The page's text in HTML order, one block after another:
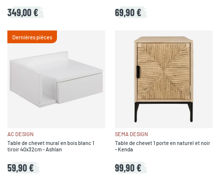
349,00 € 69,90 €
Dernières pièces
AC DESIGN
Table de chevet mural en bois blanc 1
tiroir 40x32cm - Ashlan
59,90 €
SEMA DESIGN
Table de chevet 1 porte en naturel et noir
- Kenda
99,90 €